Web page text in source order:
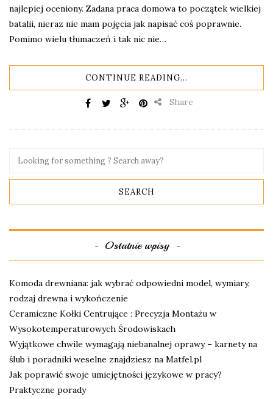
najlepiej oceniony. Zadana praca domowa to początek wielkiej
batalii, nieraz nie mam pojęcia jak napisać coś poprawnie.
Pomimo wielu tłumaczeń i tak nic nie…
CONTINUE READING...
Share
Ostatnie wpisy
Komoda drewniana: jak wybrać odpowiedni model, wymiary,
rodzaj drewna i wykończenie
Ceramiczne Kołki Centrujące : Precyzja Montażu w
Wysokotemperaturowych Środowiskach
Wyjątkowe chwile wymagają niebanalnej oprawy – karnety na
ślub i poradniki weselne znajdziesz na Matfel.pl
Jak poprawić swoje umiejętności językowe w pracy?
Praktyczne porady